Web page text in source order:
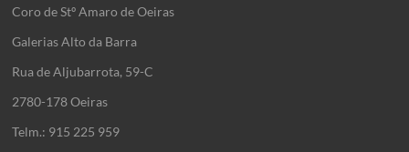
Coro de Stº Amaro de Oeiras
Galerias Alto da Barra
Rua de Aljubarrota, 59-C
2780-178 Oeiras
Telm.: 915 225 959